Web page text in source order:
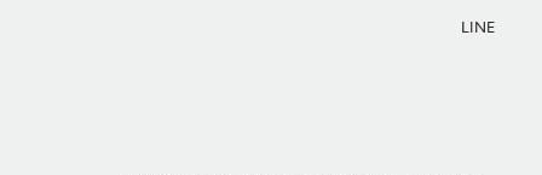
LINE